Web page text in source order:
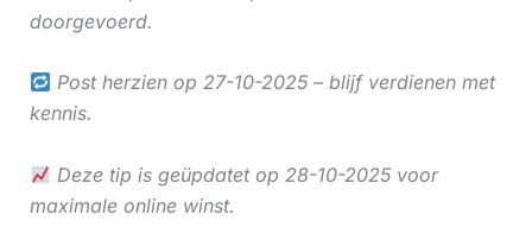
doorgevoerd.
Post herzien op 27-10-2025 – blijf verdienen met
kennis.
Deze tip is geüpdatet op 28-10-2025 voor
maximale online winst.